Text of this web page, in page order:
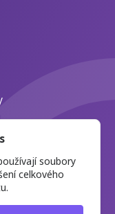
soubory
celkového